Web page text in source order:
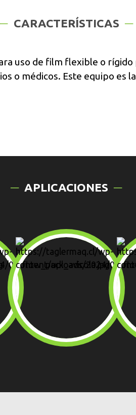
CARACTERÍSTICAS
uso de film flexible o
o médicos. Este equipo es
APLICACIONES